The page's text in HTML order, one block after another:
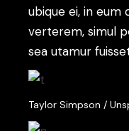
ubique ei, in eum
verterem, simul
sea utamur
Taylor Simpson /